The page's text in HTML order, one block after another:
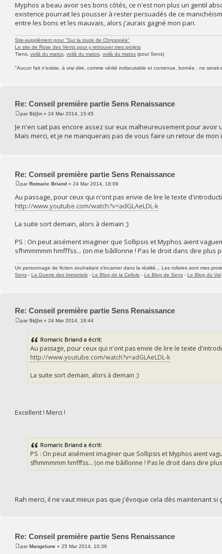
Myphos a beau avoir ses bons côtés, ce n'est non plus un gentil
existence pourrait les pousser à rester persuadés de ce
entre les bons et les mauvais, alors j'aurais gagné mon pari.
Site-supplément pour "Sur la route de Chrysopée"
Le site de Rose des Vents pour y retrouver mes projets
Tiens, voilà du matos, voilà du matos, voilà du matos (pour Sens)
"Aucun fait n’existe, à vrai dire, comme vérité indiscutable et contenue, bornée ; ne
Re: Conseil première partie Sens Renaissance
parSt@n » 24 Mar 2014, 15:45
Je n'en sait pas encore assez sur eux malheureusement pour avoir
Mais merci, et je ne manquerais pas de vous faire un retour de
Re: Conseil première partie Sens Renaissance
parRomaric Briand » 24 Mar 2014, 18:09
Au passage, pour ceux qui n'ont pas envie de lire le texte
http://www.youtube.com/watch?v=adGLAeLDL-k
La suite sort demain, alors à demain ;)
PS : On peut aisément imaginer que Sollipsis et Myphos aient
sfhmmmmm hmfffss... (on me bâillonne ! Pas le droit dans dire plus
Un personnage de fiction souhaitant s'incarner dans la réalité... Les rolistes sont mes
Sens - La Guerre des Immortels - Le Blog de la Cellule - Le Blog de Sens - Le Blog du Val
Re: Conseil première partie Sens Renaissance
parSt@n » 24 Mar 2014, 18:44
Romaric Briand a écrit:
Au passage, pour ceux qui n'ont pas envie de lire le texte
http://www.youtube.com/watch?v=adGLAeLDL-k
La suite sort demain, alors à demain ;)
Excellent ! Merci !
Romaric Briand a écrit:
PS : On peut aisément imaginer que Sollipsis et Myphos aient
sfhmmmmm hmfffss... (on me bâillonne ! Pas le droit dans dire
Rah merci, il ne vaut mieux pas que j'évoque cela dès maintenant
Re: Conseil première partie Sens Renaissance
parMangelune » 25 Mar 2014, 10:36